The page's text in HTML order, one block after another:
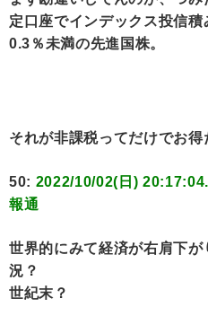
定口座でインデックス投信
0.3％未満の先進国株。
それが非課税ってだけでお得
50: 2022/10/02(日)
報通
世界的にみて経済が右肩下
況？
世紀末？